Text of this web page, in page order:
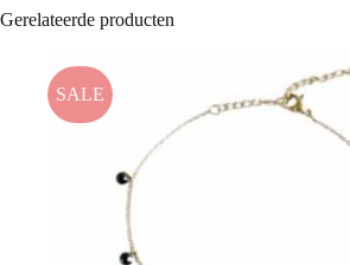
Gerelateerde producten
SALE